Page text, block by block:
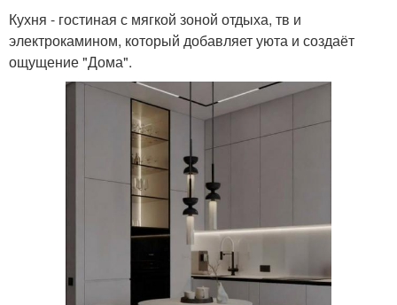
Кухня - гостиная с мягкой зоной отдыха, тв и
электрокамином, который добавляет уюта и создаёт
ощущение "Дома".